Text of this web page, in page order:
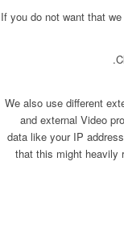
If you do not want that
We also use different
and external Video
data like your IP
that this might heavily